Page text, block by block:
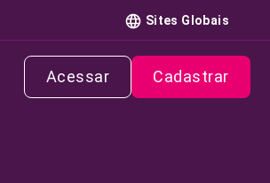
Sites Globais
Acessar Cadastrar